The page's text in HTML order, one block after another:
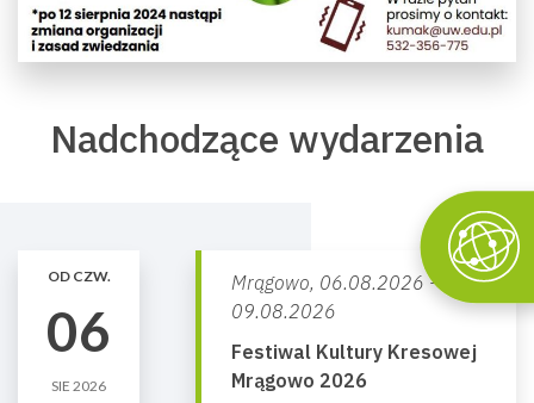
Nadchodzące wydarzenia
OD CZW.
06
SIE 2026
Mrągowo, 06.08.2026 -
09.08.2026
Festiwal Kultury Kresowej
Mrągowo 2026